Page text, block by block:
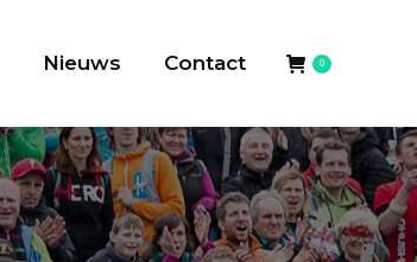
Nieuws Contact 0